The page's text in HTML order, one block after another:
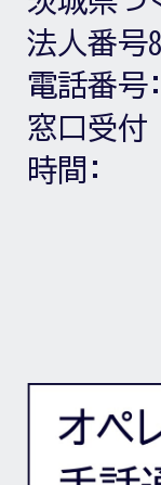
法人番号
電話番号:
窓口受付
時間: